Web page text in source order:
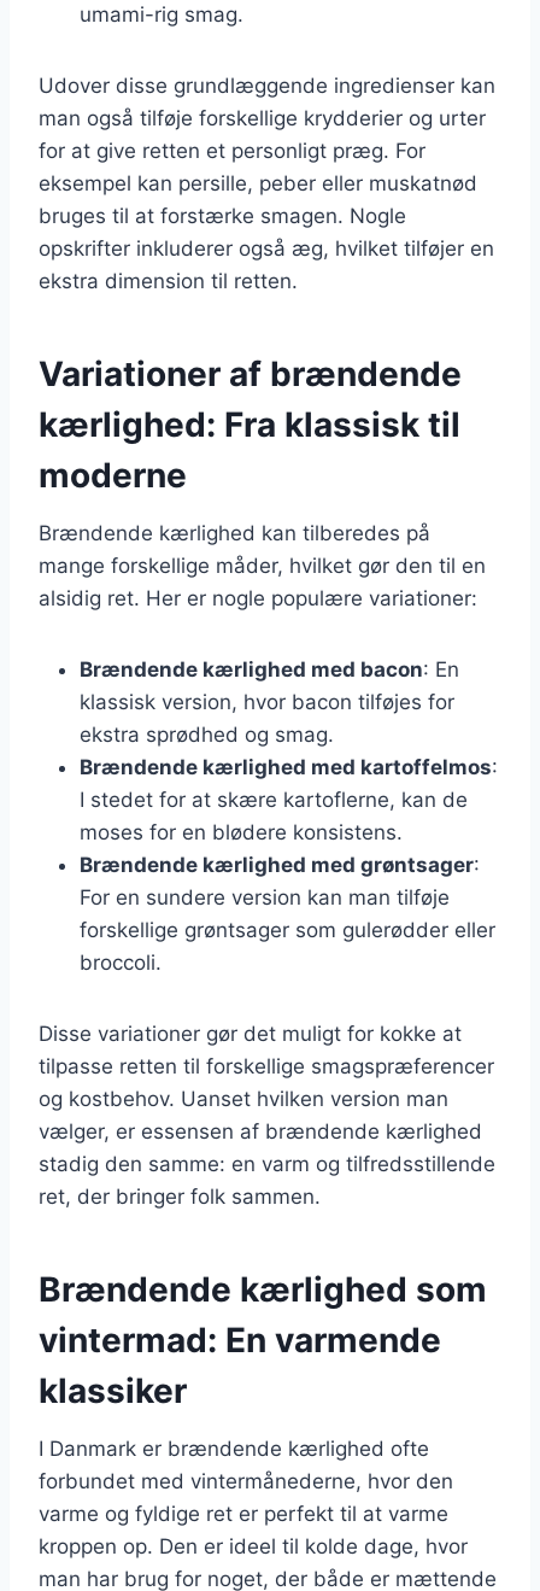
umami-rig smag.
Udover disse grundlæggende ingredienser kan
man også tilføje forskellige krydderier og urter
for at give retten et personligt præg. For
eksempel kan persille, peber eller muskatnød
bruges til at forstærke smagen. Nogle
opskrifter inkluderer også æg, hvilket tilføjer en
ekstra dimension til retten.
Variationer af brændende
kærlighed: Fra klassisk til
moderne
Brændende kærlighed kan tilberedes på
mange forskellige måder, hvilket gør den til en
alsidig ret. Her er nogle populære variationer:
Brændende kærlighed med bacon: En
klassisk version, hvor bacon tilføjes for
ekstra sprødhed og smag.
Brændende kærlighed med kartoffelmos:
I stedet for at skære kartoflerne, kan de
moses for en blødere konsistens.
Brændende kærlighed med grøntsager:
For en sundere version kan man tilføje
forskellige grøntsager som gulerødder eller
broccoli.
Disse variationer gør det muligt for kokke at
tilpasse retten til forskellige smagspræferencer
og kostbehov. Uanset hvilken version man
vælger, er essensen af brændende kærlighed
stadig den samme: en varm og tilfredsstillende
ret, der bringer folk sammen.
Brændende kærlighed som
vintermad: En varmende
klassiker
I Danmark er brændende kærlighed ofte
forbundet med vintermånederne, hvor den
varme og fyldige ret er perfekt til at varme
kroppen op. Den er ideel til kolde dage, hvor
man har brug for noget, der både er mættende